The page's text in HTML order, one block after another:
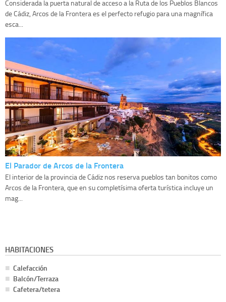
Considerada la puerta natural de acceso a la Ruta de los Pueblos Blancos
de Cádiz, Arcos de la Frontera es el perfecto refugio para una magnífica
esca...
El Parador de Arcos de la Frontera
El interior de la provincia de Cádiz nos reserva pueblos tan bonitos como
Arcos de la Frontera, que en su completísima oferta turística incluye un
mag...
HABITACIONES
Calefacción
Balcón/Terraza
Cafetera/tetera